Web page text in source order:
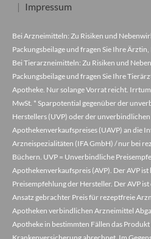
Impressum
Bei Arzneimitteln: Zu Risiken und
Packungsbeilage und fragen Sie Ihre
Bei Tierarzneimitteln: Zu Risiken und
Packungsbeilage und fragen Sie Ihre
Apotheke. Nur solange Vorrat reicht.
MwSt. * Sparpotential gegenüber der
Herstellers (UVP) oder der
Apothekenverkaufspreises (UAVP) an die
Arzneispezialitäten (IFA GmbH) / nur bei
Büchern. UVP = Unverbindliche
Apothekenverkaufspreis (AVP). Der AVP
Preisempfehlung der Hersteller. Der AVP
Ansatz gebrachter Preis für rezeptfreie
Apotheken verbindlichen Arzneimittel
Apotheke in bestimmten Fällen das